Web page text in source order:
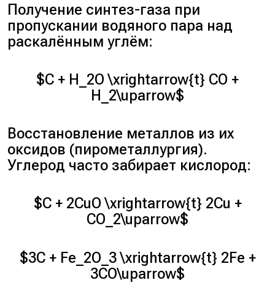
Получение синтез-газа при
пропускании водяного пара над
раскалённым углём:
$C + H_2O \xrightarrow{t} CO +
H_2\uparrow$
Восстановление металлов из их
оксидов (пирометаллургия).
Углерод часто забирает кислород:
$C + 2CuO \xrightarrow{t} 2Cu +
CO_2\uparrow$
$3C + Fe_2O_3 \xrightarrow{t} 2Fe +
3CO\uparrow$